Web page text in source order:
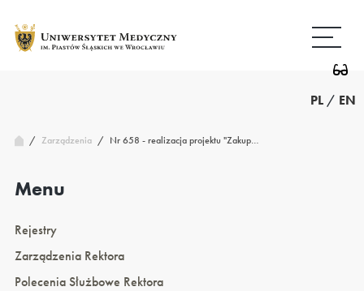
treści
strony
PL / EN
/ Zarządzenia / Nr 658 - realizacja projektu "Zakup…
Menu
Rejestry
Zarządzenia Rektora
Polecenia Służbowe Rektora